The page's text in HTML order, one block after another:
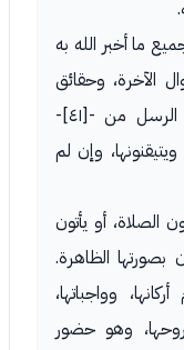
ما أخبر الله به
الآخرة، وحقائق
أوصاف الله وكيفيتها، [وما أخبرت به الرسل من -[٤١]-
وإن لم
الصلاة، أو يأتون
بصورتها الظاهرة.
وواجباتها،
(١) بإقامة روحها، وهو حضور